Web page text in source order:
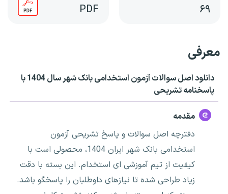
۶۹ PDF
معرفی
دانلود اصل سوالات آزمون استخدامی بانک شهر سال 1404 با
پاسخنامه تشریحی
مقدمه
دفترچه اصل سوالات و پاسخ تشریحی آزمون
استخدامی بانک شهر ایران 1404، محصولی است با
کیفیت از تیم آموزشی ای استخدام. این بسته با دقت
زیاد طراحی شده تا نیازهای داوطلبان را پاسخگو باشد.